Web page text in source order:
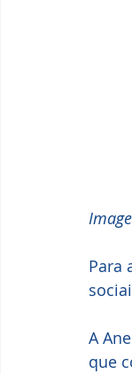
Para
A
que